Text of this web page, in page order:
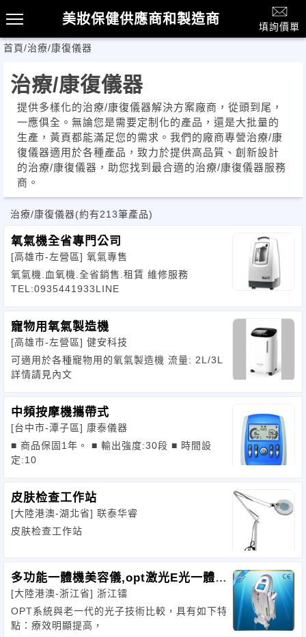
美妝保健供應商和製造商
填詢價單
首頁/治療/康復儀器
治療/康復儀器
提供多樣化的治療/康復儀器解決方案廠商，從頭到尾，
一應俱全。無論您是需要定制化的產品，還是大批量的
生產，黃頁都能滿足您的需求。我們的廠商專營治療/康
復儀器適用於各種產品，致力於提供高品質、創新設計
的治療/康復儀器，助您找到最合適的治療/康復儀器服務
商。
治療/康復儀器(約有213筆產品)
氧氣機全省專門公司
[高雄市-左營區] 氧氣專售
氧氣機.血氧機.全省銷售.租賃 維修服務
TEL:0935441933LINE
寵物用氧氣製造機
[高雄市-左營區] 健安科技
可適用於各種寵物用的氧氣製造機 流量: 2L/3L
詳情請見內文
中頻按摩機攜帶式
[台中市-潭子區] 康泰儀器
■ 商品保固1年。 ■ 輸出強度:30段 ■ 時間設
定:10
皮肤检查工作站
[大陸港澳-湖北省] 联泰华睿
皮肤检查工作站
多功能一體機美容儀,opt激光E光一體機
儀器
[大陸港澳-浙江省] 浙江镭
OPT系統與老一代的光子技術比較，具有如下特
點：療效明顯提高，